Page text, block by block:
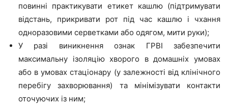
повинні практикувати етикет кашлю (підтримувати
відстань, прикривати рот під час кашлю і чхання
одноразовими серветками або одягом, мити руки);
У разі виникнення ознак ГРВІ забезпечити
максимальну ізоляцію хворого в домашніх умовах
або в умовах стаціонару (у залежності від клінічного
перебігу захворювання) та мінімізувати контакти
оточуючих із ним;